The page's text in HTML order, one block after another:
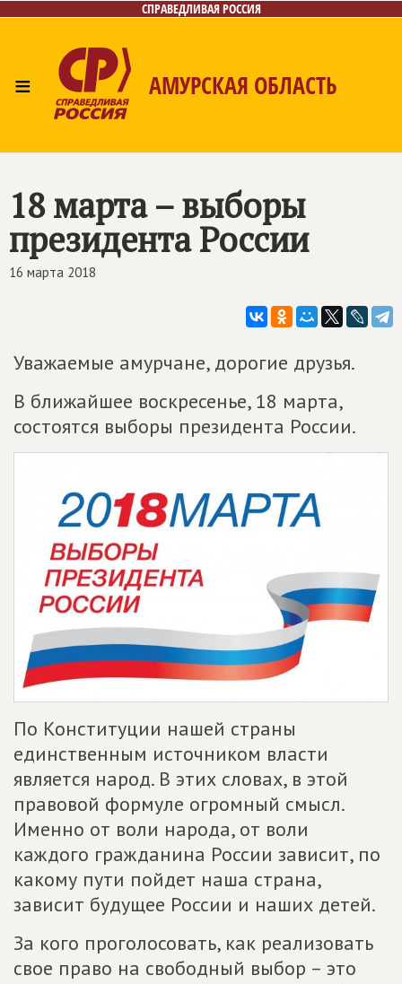
СПРАВЕДЛИВАЯ РОССИЯ
≡ АМУРСКАЯ ОБЛАСТЬ
Контакты
18 марта – выборы
президента России
16 марта 2018
Уважаемые амурчане, дорогие друзья.
В ближайшее воскресенье, 18 марта,
состоятся выборы президента России.
По Конституции нашей страны
единственным источником власти
является народ. В этих словах, в этой
правовой формуле огромный смысл.
Именно от воли народа, от воли
каждого гражданина России зависит, по
какому пути пойдет наша страна,
зависит будущее России и наших детей.
За кого проголосовать, как реализовать
свое право на свободный выбор – это